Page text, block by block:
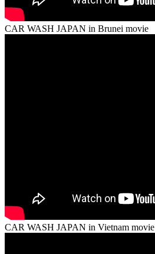
CAR WASH JAPAN in Brunei movie
CAR WASH JAPAN in Vietnam movie